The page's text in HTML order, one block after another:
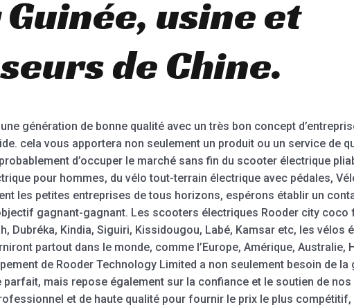
usine et
de Chine.
génération de bonne qualité avec un très bon concept
cela vous apportera non seulement un produit ou un service de
d’occuper le marché sans fin du scooter électrique
pour hommes, du vélo tout-terrain électrique avec pédales,
les petites entreprises de tous horizons, espérons établir un
gagnant-gagnant. Les scooters électriques Rooder city coco
Dubréka, Kindia, Siguiri, Kissidougou, Labé, Kamsar etc, les
partout dans le monde, comme l’Europe, Amérique, Australie,
de Rooder Technology Limited a non seulement besoin de la
parfait, mais repose également sur la confiance et le soutien de
et de haute qualité pour fournir le prix le plus